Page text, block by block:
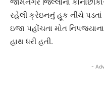
જામનગર જિલ્લાના
રહેલી ક્રેઇનનું હૂક નીચે પડતાં
ઇજા પહોંચતા મોત
હાથ ધરી હતી.
-